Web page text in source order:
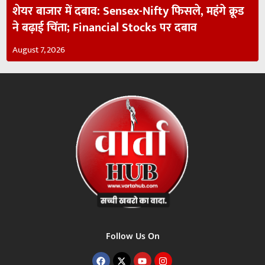
शेयर बाजार में दबाव: Sensex-Nifty फिसले, महंगे क्रूड
ने बढ़ाई चिंता; Financial Stocks पर दबाव
August 7, 2026
Follow Us On